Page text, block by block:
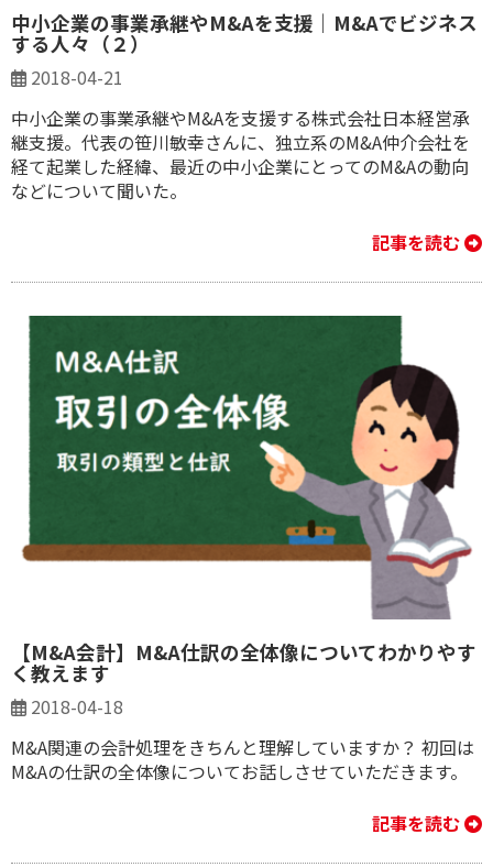
中小企業の事業承継やM&Aを支援｜​M&Aでビジネス
する人々（２）
2018-04-21
中小企業の事業承継やM&Aを支援する株式会社日本経営承
継支援。代表の笹川敏幸さんに、独立系のM&A仲介会社を
経て起業した経緯、最近の中小企業にとってのM&Aの動向
などについて聞いた。
記事を読む
【M&A会計】M&A仕訳の全体像についてわかりやす
く教えます
2018-04-18
M&A関連の会計処理をきちんと理解していますか？ 初回は
M&Aの仕訳の全体像についてお話しさせていただきます。
記事を読む